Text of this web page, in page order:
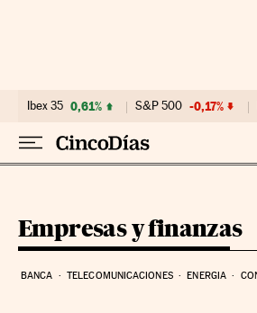
Ibex 35 0,61% S&P 500 -0,17%
Empresas y finanzas
BANCA TELECOMUNICACIONES ENERGIA